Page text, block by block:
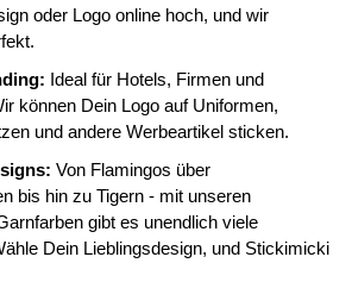
oder Logo online hoch, und wir
Ideal für Hotels, Firmen und
können Dein Logo auf Uniformen,
und andere Werbeartikel sticken.
Von Flamingos über
bis hin zu Tigern - mit unseren
gibt es unendlich viele
Dein Lieblingsdesign, und Stickimicki